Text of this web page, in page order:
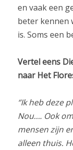
en vaak een
beter kennen
is. Soms een
Vertel eens
naar Het
‘’Ik heb deze
Nou…. Ook
mensen zijn
alleen thuis.